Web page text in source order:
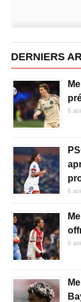
DERNIERS
6
6
6